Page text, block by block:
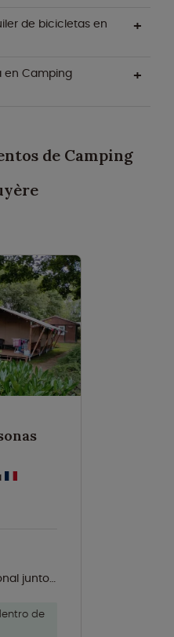
de bicicletas en
en Camping
de Camping
6 personas
a la tienda
de